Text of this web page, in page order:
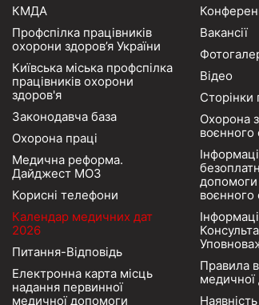
КМДА
Профспілка працівників
охорони здоров’я України
Київська міська профспілка
працівників охорони
здоров'я
Законодавча база
Охорона праці
Медична реформа.
Дайджест МОЗ
Корисні телефони
Календар медичних дат
2026
Питання-Відповідь
Електронна карта місць
надання первинної
медичної допомоги
Вакансії
Відео
Сторінки
Охорона
воєнного
воєнного
Правила